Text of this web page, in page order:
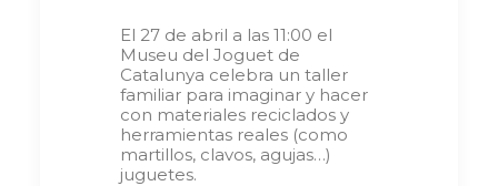
El 27 de abril a las 11:00 el
Museu del Joguet de
Catalunya celebra un taller
familiar para imaginar y hacer
con materiales reciclados y
herramientas reales (como
martillos, clavos, agujas…)
juguetes.